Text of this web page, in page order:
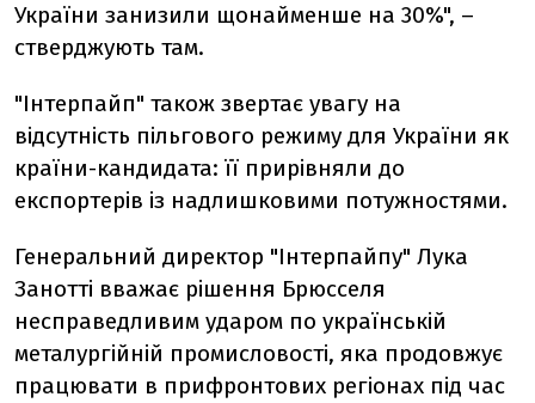
України занизили щонайменше на 30%", –
стверджують там.
"Інтерпайп" також звертає увагу на
відсутність пільгового режиму для України як
країни-кандидата: її прирівняли до
експортерів із надлишковими потужностями.
Генеральний директор "Інтерпайпу" Лука
Занотті вважає рішення Брюсселя
несправедливим ударом по українській
металургійній промисловості, яка продовжує
працювати в прифронтових регіонах під час